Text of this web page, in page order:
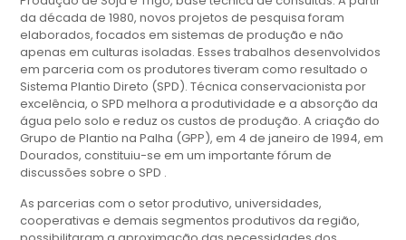
da década de 1980, novos projetos de pesquisa foram
elaborados, focados em sistemas de produção e não
apenas em culturas isoladas. Esses trabalhos desenvolvidos
em parceria com os produtores tiveram como resultado o
Sistema Plantio Direto (SPD). Técnica conservacionista por
excelência, o SPD melhora a produtividade e a absorção da
água pelo solo e reduz os custos de produção. A criação do
Grupo de Plantio na Palha (GPP), em 4 de janeiro de 1994, em
Dourados, constituiu-se em um importante fórum de
discussões sobre o SPD .
As parcerias com o setor produtivo, universidades,
cooperativas e demais segmentos produtivos da região,